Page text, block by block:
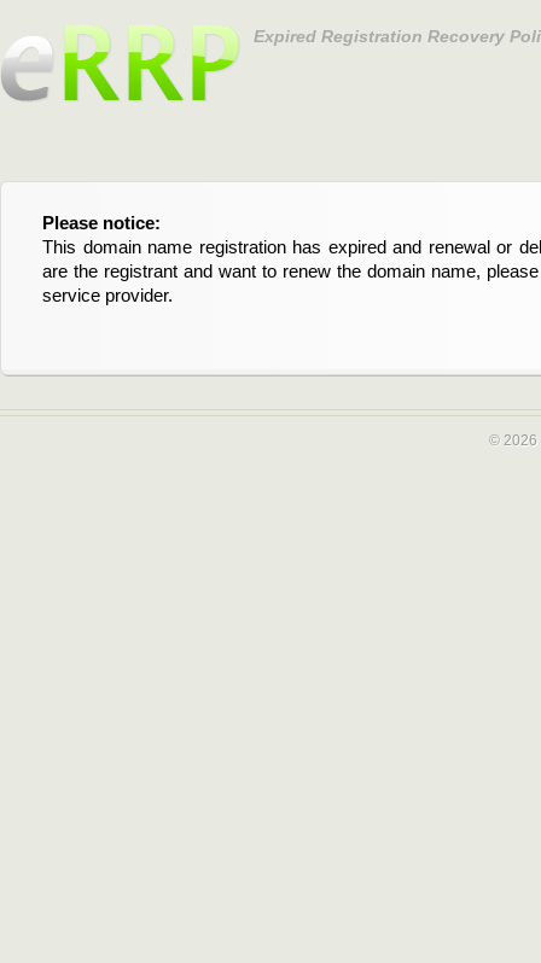
Expired Registration Recovery
Please notice:
This domain name registration has expired and renewal or
are the registrant and want to renew the domain name,
service provider.
Bitte beachten Sie:
Diese Domainregistrierung ist abgelaufen und die
Domain stehen an. Wenn Sie der Registrant sind und
verlängern möchten, kontaktieren Sie bitte Ihren Service-
© 2026